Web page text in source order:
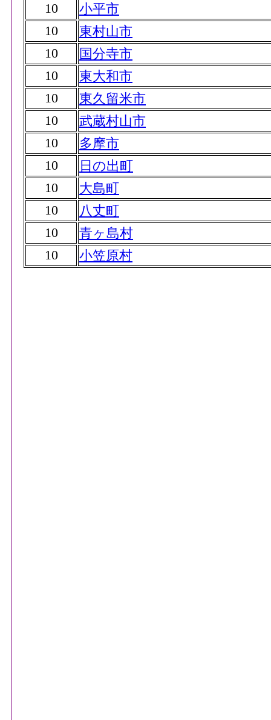
10
小平市
10
東村山市
10
国分寺市
10
東大和市
10
東久留米市
10
武蔵村山市
10
多摩市
10
日の出町
10
大島町
10
八丈町
10
青ヶ島村
10
小笠原村